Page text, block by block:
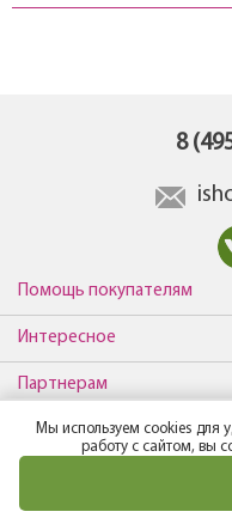
8
Помощь покупателям
Интересное
Партнерам
О компании
Мы используем cookies для
работу с сайтом, вы